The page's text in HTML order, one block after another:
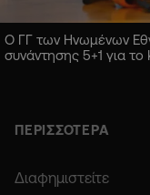
Ο ΓΓ των Ηνωμένων
συνάντησης 5+1 για το
ΠΕΡΙΣΣΟΤΕΡΑ
Διαφημιστείτε